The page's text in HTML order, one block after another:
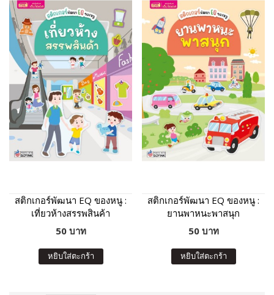
สติกเกอร์พัฒนา EQ ของหนู :
เที่ยวห้างสรรพสินค้า
50 บาท
หยิบใส่ตะกร้า
สติกเกอร์พัฒนา EQ ของหนู :
ยานพาหนะพาสนุก
50 บาท
หยิบใส่ตะกร้า